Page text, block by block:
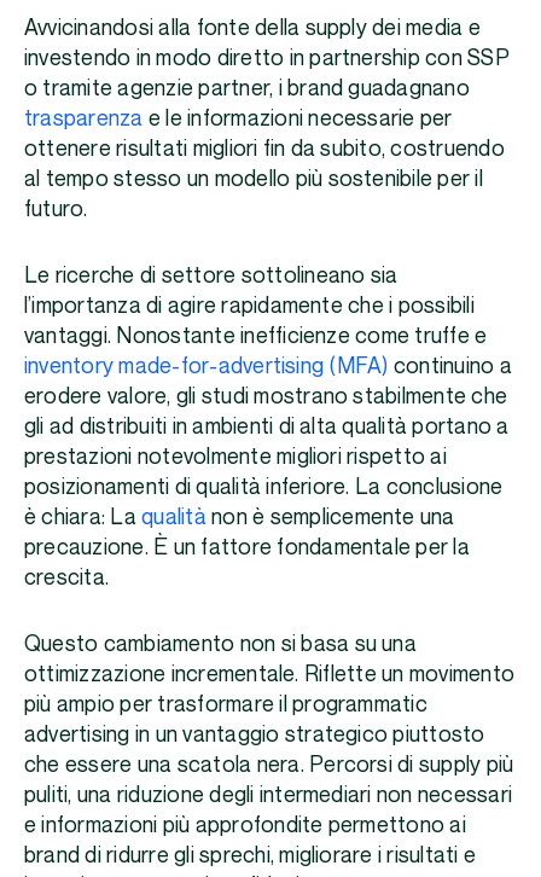
Avvicinandosi alla fonte della supply dei media e
investendo in modo diretto in partnership con SSP
o tramite agenzie partner, i brand guadagnano
trasparenza e le informazioni necessarie per
ottenere risultati migliori fin da subito, costruendo
al tempo stesso un modello più sostenibile per il
futuro.
Le ricerche di settore sottolineano sia
l’importanza di agire rapidamente che i possibili
vantaggi. Nonostante inefficienze come truffe e
inventory made-for-advertising (MFA) continuino a
erodere valore, gli studi mostrano stabilmente che
gli ad distribuiti in ambienti di alta qualità portano a
prestazioni notevolmente migliori rispetto ai
posizionamenti di qualità inferiore. La conclusione
è chiara: Laqualitànon è semplicemente una
precauzione. È un fattore fondamentale per la
crescita.
Questo cambiamento non si basa su una
ottimizzazione incrementale. Riflette un movimento
più ampio per trasformare il programmatic
advertising in un vantaggio strategico piuttosto
che essere una scatola nera. Percorsi di supply più
puliti, una riduzione degli intermediari non necessari
e informazioni più approfondite permettono ai
brand di ridurre gli sprechi, migliorare i risultati e